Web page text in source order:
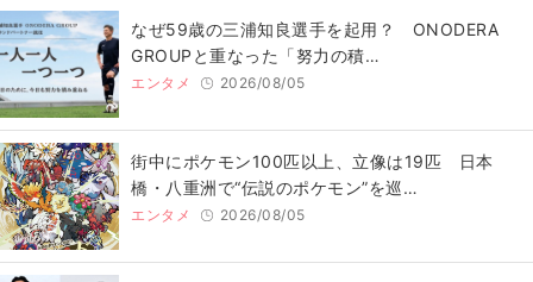
なぜ59歳の三浦知良選手を起用？ ONODERA
GROUPと重なった「努力の積…
エンタメ 2026/08/05
街中にポケモン100匹以上、立像は19匹 日本
橋・八重洲で“伝説のポケモン”を巡…
エンタメ 2026/08/05